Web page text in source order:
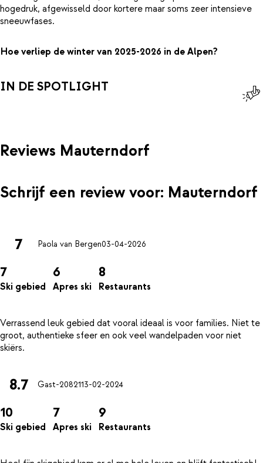
hogedruk, afgewisseld door kortere maar soms zeer intensieve
sneeuwfases.
Hoe verliep de winter van 2025-2026 in de Alpen?
IN DE SPOTLIGHT
Reviews Mauterndorf
Schrijf een review voor: Mauterndorf
7 Paola van Bergen03-04-2026
7
Ski gebied
6
Apres ski
8
Restaurants
Verrassend leuk gebied dat vooral ideaal is voor families. Niet te
groot, authentieke sfeer en ook veel wandelpaden voor niet
8.7 Gast-2082113-02-2024
10
Ski gebied
7
Apres ski
9
Restaurants